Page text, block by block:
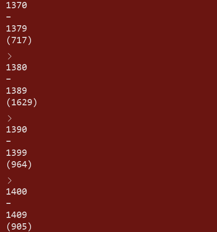
1370
–
1379
(717)
1380
–
1389
(1629)
1390
–
1399
(964)
1400
–
1409
(905)